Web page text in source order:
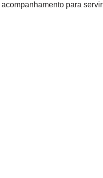
para servir